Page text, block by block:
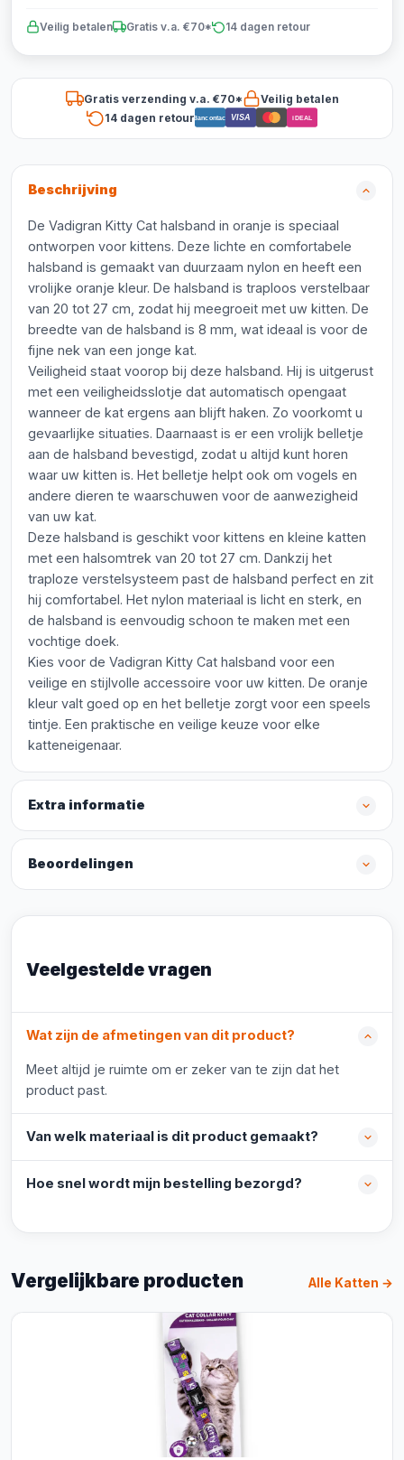
Veilig betalen Gratis v.a. €70* 14 dagen retour
Gratis verzending v.a. €70*
Veilig betalen
14 dagen retourBancontact VISA iDEAL
Beschrijving
De Vadigran Kitty Cat halsband in oranje is speciaal
ontworpen voor kittens. Deze lichte en comfortabele
halsband is gemaakt van duurzaam nylon en heeft een
vrolijke oranje kleur. De halsband is traploos verstelbaar
van 20 tot 27 cm, zodat hij meegroeit met uw kitten. De
breedte van de halsband is 8 mm, wat ideaal is voor de
fijne nek van een jonge kat.
Veiligheid staat voorop bij deze halsband. Hij is uitgerust
met een veiligheidsslotje dat automatisch opengaat
wanneer de kat ergens aan blijft haken. Zo voorkomt u
gevaarlijke situaties. Daarnaast is er een vrolijk belletje
aan de halsband bevestigd, zodat u altijd kunt horen
waar uw kitten is. Het belletje helpt ook om vogels en
andere dieren te waarschuwen voor de aanwezigheid
van uw kat.
Deze halsband is geschikt voor kittens en kleine katten
met een halsomtrek van 20 tot 27 cm. Dankzij het
traploze verstelsysteem past de halsband perfect en zit
hij comfortabel. Het nylon materiaal is licht en sterk, en
de halsband is eenvoudig schoon te maken met een
vochtige doek.
Kies voor de Vadigran Kitty Cat halsband voor een
veilige en stijlvolle accessoire voor uw kitten. De oranje
kleur valt goed op en het belletje zorgt voor een speels
tintje. Een praktische en veilige keuze voor elke
katteneigenaar.
Extra informatie
Beoordelingen
Veelgestelde vragen
Wat zijn de afmetingen van dit product?
Meet altijd je ruimte om er zeker van te zijn dat het
product past.
Van welk materiaal is dit product gemaakt?
Hoe snel wordt mijn bestelling bezorgd?
Vergelijkbare producten Alle Katten →